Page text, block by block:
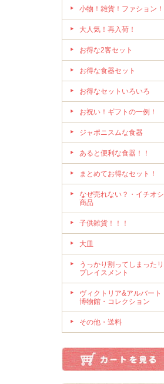
小物！雑貨！ファション！
大人気！再入荷！
お得な2客セット
お得な食器セット
お得なセットいろいろ
お祝い！ギフトの一例！
ジャポニスムな食器
あると便利な食器！！
まとめてお得なセット！
なぜ売れない？・イチオシ
商品
子供雑貨！！！
大皿
うっかり割ってしまったリ
プレイスメント
ヴィクトリア&アルバート
博物館・コレクション
その他・送料